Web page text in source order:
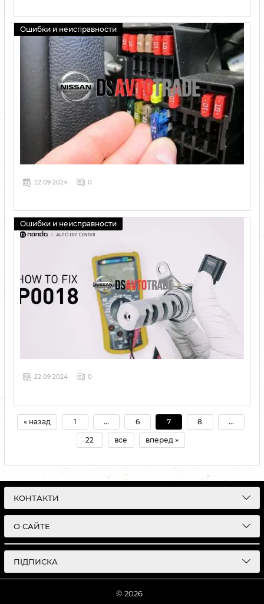
Ошибки и неисправности
22 09 2024 0
Ошибки и неисправности
22 09 2024 0
« назад 1 ... 6 7 8 ...
22 все вперед »
КОНТАКТИ
О САЙТЕ
ПІДПИСКА
© 2026